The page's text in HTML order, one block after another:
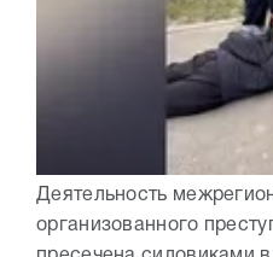
Деятельность
организованного